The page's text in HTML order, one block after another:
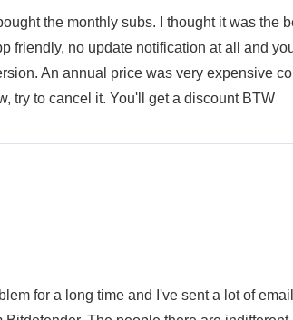
the monthly subs. I thought it was the
friendly, no update notification at all and
An annual price was very expensive
try to cancel it. You'll get a discount BTW
for a long time and I've sent a lot of